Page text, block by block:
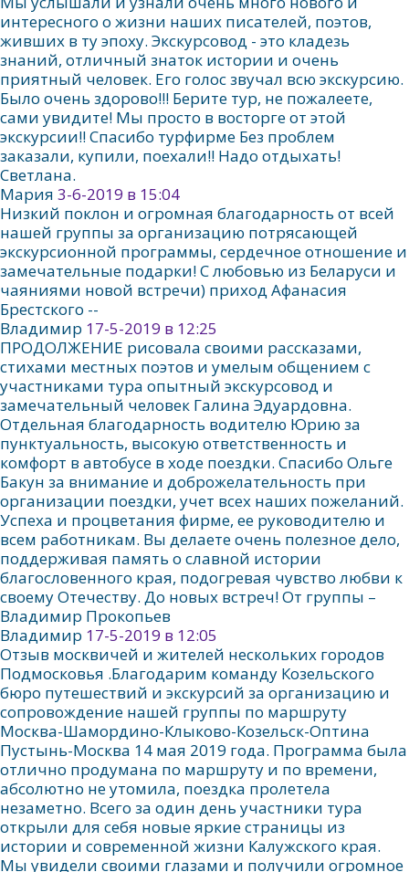
интересного о жизни наших писателей, поэтов,
живших в ту эпоху. Экскурсовод - это кладезь
знаний, отличный знаток истории и очень
приятный человек. Его голос звучал всю экскурсию.
Было очень здорово!!! Берите тур, не пожалеете,
сами увидите! Мы просто в восторге от этой
экскурсии!! Спасибо турфирме Без проблем
заказали, купили, поехали!! Надо отдыхать!
Светлана.
Мария 3-6-2019 в 15:04
Низкий поклон и огромная благодарность от всей
нашей группы за организацию потрясающей
экскурсионной программы, сердечное отношение и
замечательные подарки! С любовью из Беларуси и
чаяниями новой встречи) приход Афанасия
Брестского --
Владимир 17-5-2019 в 12:25
ПРОДОЛЖЕНИЕ рисовала своими рассказами,
стихами местных поэтов и умелым общением с
участниками тура опытный экскурсовод и
замечательный человек Галина Эдуардовна.
Отдельная благодарность водителю Юрию за
пунктуальность, высокую ответственность и
комфорт в автобусе в ходе поездки. Спасибо Ольге
Бакун за внимание и доброжелательность при
организации поездки, учет всех наших пожеланий.
Успеха и процветания фирме, ее руководителю и
всем работникам. Вы делаете очень полезное дело,
поддерживая память о славной истории
благословенного края, подогревая чувство любви к
своему Отечеству. До новых встреч! От группы –
Владимир Прокопьев
Владимир 17-5-2019 в 12:05
Отзыв москвичей и жителей нескольких городов
Подмосковья .Благодарим команду Козельского
бюро путешествий и экскурсий за организацию и
сопровождение нашей группы по маршруту
Москва-Шамордино-Клыково-Козельск-Оптина
Пустынь-Москва 14 мая 2019 года. Программа была
отлично продумана по маршруту и по времени,
абсолютно не утомила, поездка пролетела
незаметно. Всего за один день участники тура
открыли для себя новые яркие страницы из
истории и современной жизни Калужского края.
Мы увидели своими глазами и получили огромное